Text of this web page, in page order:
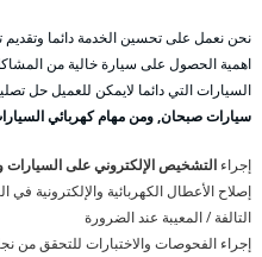
نحن نعمل على تحسين الخدمة دائما وتقديم
اهمية الحصول على سيارة خالية من
السيارات التي دائما لايمكن للعميل حل
سيارات صبحان, ومن مهام كهربائي
إجراء التشخيص الإلكتروني على السيارات
إصلاح الأعطال الكهربائية والإلكترونية
التالفة / المعيبة عند الضرورة
إجراء الفحوصات والاختبارات للتحقق من